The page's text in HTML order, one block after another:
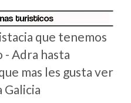
que tenemos
- Adra hasta
mas les gusta ver
Galicia